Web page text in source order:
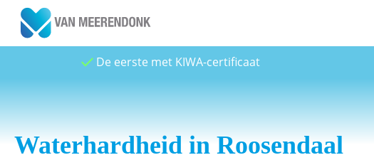
De eerste met KIWA-certificaat
Waterhardheid in Roosendaal